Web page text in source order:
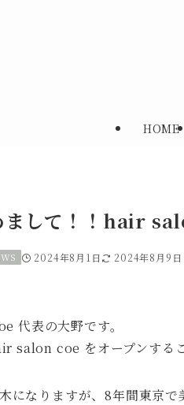
HOME
まして！！hair
2024年8月1日 2024年8月9日
代表の大野です。
salon coe をオープンする
になりますが、8年間東京